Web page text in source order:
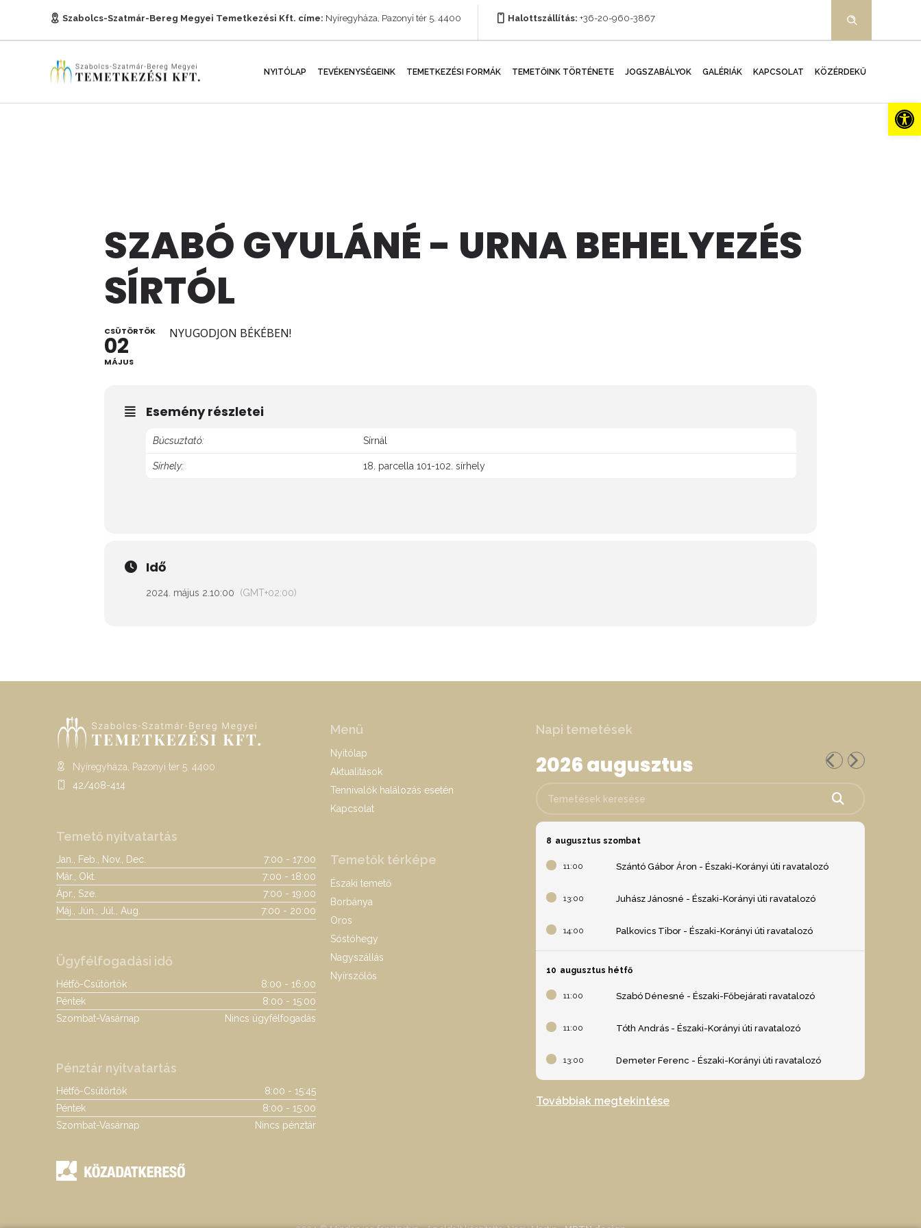
Szabolcs-Szatmár-Bereg Megyei Temetkezési Kft. címe: Nyíregyháza, Pazonyi tér 5. 4400 Halottszállítás: +36-20-960-3867
NYITÓLAP TEVÉKENYSÉGEINK TEMETKEZÉSI FORMÁK TEMETŐINK TÖRTÉNETE JOGSZABÁLYOK GALÉRIÁK KAPCSOLAT KÖZÉRDEKŰ
SZABÓ GYULÁNÉ - URNA BEHELYEZÉS
SÍRTÓL
CSÜTÖRTÖK
02
MÁJUS
NYUGODJON BÉKÉBEN!
Esemény részletei
Búcsuztató: Sírnál
Sírhely: 18. parcella 101-102. sírhely
Idő
2024. május 2. 10:00 (GMT+02:00)
Nyíregyháza, Pazonyi tér 5. 4400
42/408-414
Temető nyitvatartás
Jan., Feb., Nov., Dec.
7:00 - 17:00
Már., Okt.
7:00 - 18:00
Ápr., Sze.
7:00 - 19:00
Máj., Jún., Júl., Aug.
7:00 - 20:00
Ügyfélfogadási idő
Hétfő-Csütörtök
8:00 - 16:00
Péntek
8:00 - 15:00
Szombat-Vasárnap
Nincs ügyfélfogadás
Pénztár nyitvatartás
Hétfő-Csütörtök
8:00 - 15:45
Péntek
8:00 - 15:00
Szombat-Vasárnap
Nincs pénztár
Menü
Nyitólap
Aktualitások
Tennivalók halálozás esetén
Kapcsolat
Temetők térképe
Északi temető
Borbánya
Oros
Sóstóhegy
Nagyszállás
Nyírszőlős
Napi temetések
2026 augusztus
8 augusztus szombat
11:00 Szántó Gábor Áron - Északi-Korányi úti ravatalozó
13:00 Juhász Jánosné - Északi-Korányi úti ravatalozó
14:00 Palkovics Tibor - Északi-Korányi úti ravatalozó
10 augusztus hétfő
11:00 Szabó Dénesné - Északi-Főbejárati ravatalozó
11:00 Tóth András - Északi-Korányi úti ravatalozó
13:00 Demeter Ferenc - Északi-Korányi úti ravatalozó
Továbbiak megtekintése